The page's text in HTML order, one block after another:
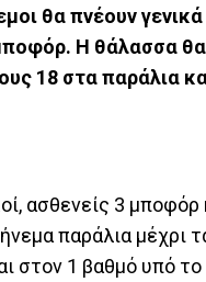
θα πνέουν γενικά
Η θάλασσα θα
18 στα παράλια
ασθενείς 3 μποφόρ
παράλια μέχρι
στον 1 βαθμό υπό